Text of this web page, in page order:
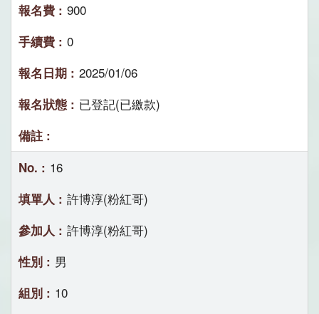
900
0
2025/01/06
已登記(已繳款)
16
許博淳(粉紅哥)
許博淳(粉紅哥)
男
10